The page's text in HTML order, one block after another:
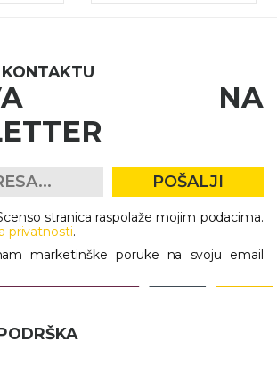
NA
POŠALJI
stranica raspolaže mojim podacima.
privatnosti.
marketinške poruke na svoju email